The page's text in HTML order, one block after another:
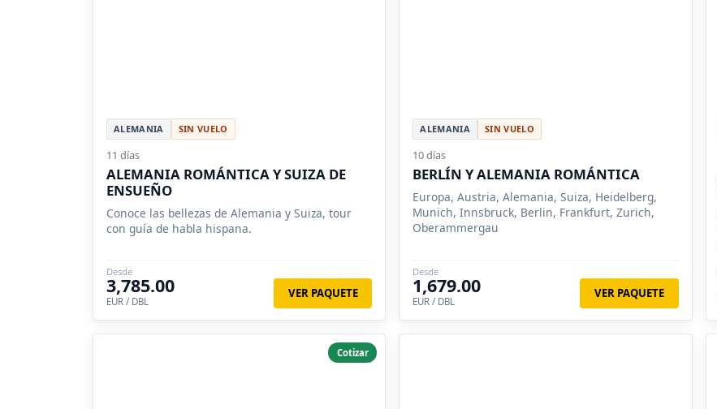
ALEMANIA SIN VUELO
11 días
ALEMANIA ROMÁNTICA Y SUIZA DE
ENSUEÑO
Conoce las bellezas de Alemania y Suiza, tour
con guía de habla hispana.
Desde
3,785.00
EUR / DBL
VER PAQUETE
ALEMANIA SIN VUELO
10 días
BERLÍN Y ALEMANIA ROMÁNTICA
Europa, Austria, Alemania, Suiza, Heidelberg,
Munich, Innsbruck, Berlin, Frankfurt, Zurich,
Oberammergau
Desde
1,679.00
EUR / DBL
VER PAQUETE
Cotizar